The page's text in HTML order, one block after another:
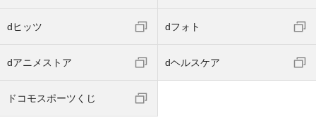
dヒッツ dフォト
dアニメストア dヘルスケア
ドコモスポーツくじ